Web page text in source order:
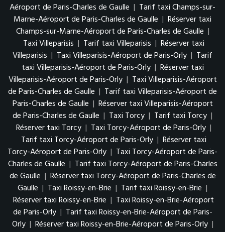
Aéroport de Paris-Charles de Gaulle | Tarif taxi Champs-sur-
Marne-Aéroport de Paris-Charles de Gaulle | Réserver taxi
Champs-sur-Marne-Aéroport de Paris-Charles de Gaulle |
Taxi Villeparisis | Tarif taxi Villeparisis | Réserver taxi
Villeparisis | Taxi Villeparisis-Aéroport de Paris-Orly | Tarif
taxi Villeparisis-Aéroport de Paris-Orly | Réserver taxi
Villeparisis-Aéroport de Paris-Orly | Taxi Villeparisis-Aéroport
de Paris-Charles de Gaulle | Tarif taxi Villeparisis-Aéroport de
Paris-Charles de Gaulle | Réserver taxi Villeparisis-Aéroport
de Paris-Charles de Gaulle | Taxi Torcy | Tarif taxi Torcy |
Réserver taxi Torcy | Taxi Torcy-Aéroport de Paris-Orly |
Tarif taxi Torcy-Aéroport de Paris-Orly | Réserver taxi
Torcy-Aéroport de Paris-Orly | Taxi Torcy-Aéroport de Paris-
Charles de Gaulle | Tarif taxi Torcy-Aéroport de Paris-Charles
de Gaulle | Réserver taxi Torcy-Aéroport de Paris-Charles de
Gaulle | Taxi Roissy-en-Brie | Tarif taxi Roissy-en-Brie |
Réserver taxi Roissy-en-Brie | Taxi Roissy-en-Brie-Aéroport
de Paris-Orly | Tarif taxi Roissy-en-Brie-Aéroport de Paris-
Orly | Réserver taxi Roissy-en-Brie-Aéroport de Paris-Orly |